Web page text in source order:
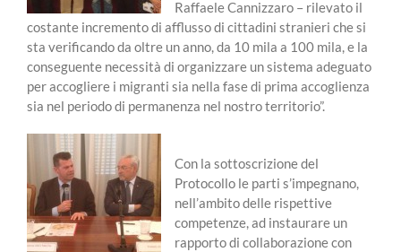
Raffaele Cannizzaro – rilevato il
costante incremento di afflusso di cittadini stranieri che si
sta verificando da oltre un anno, da 10 mila a 100 mila, e la
conseguente necessità di organizzare un sistema adeguato
per accogliere i migranti sia nella fase di prima accoglienza
sia nel periodo di permanenza nel nostro territorio”.
Con la sottoscrizione del
Protocollo le parti s’impegnano,
nell’ambito delle rispettive
competenze, ad instaurare un
rapporto di collaborazione con